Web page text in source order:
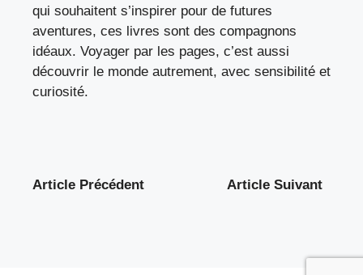
qui souhaitent s’inspirer pour de futures
aventures, ces livres sont des compagnons
idéaux. Voyager par les pages, c’est aussi
découvrir le monde autrement, avec sensibilité et
curiosité.
Article Précédent Article Suivant